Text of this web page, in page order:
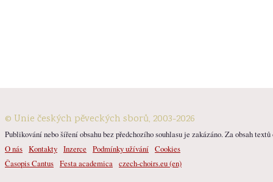
© Unie českých pěveckých sborů, 2003-2026
Publikování nebo šíření obsahu bez předchozího souhlasu je zakázáno. Za obsah
O nás Kontakty Inzerce Podmínky užívání Cookies
Časopis Cantus Festa academica czech-choirs.eu (en)